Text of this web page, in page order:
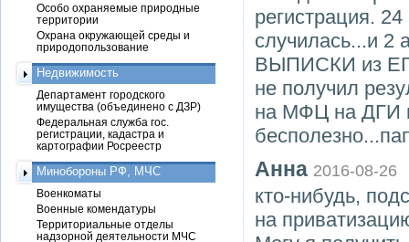
регистрация.
случилась...и 2
ВЫПИСКИ из
не получил
на МФЦ на ДГИ
Анна 2016-08-26
кто-нибудь,
на
Особо охраняемые природные
территории
Охрана окружающей среды и
природопользование
Недвижимость
Департамент городского
имущества (объединено с ДЗР)
Федеральная служба гос.
регистрации, кадастра и
картографии Росреестр
Минобороны РФ, МЧС
Военкоматы
Военные комендатуры
Территориальные отделы
надзорной деятельности МЧС